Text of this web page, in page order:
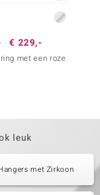
€ 229,-
met een roze
leuk
met Zirkoon